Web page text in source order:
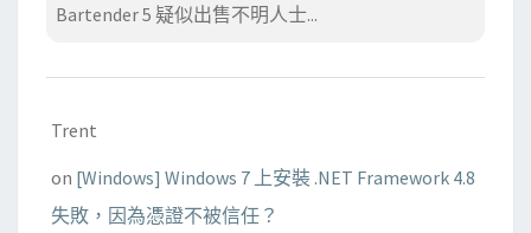
Bartender 5 疑似出售不明人士...
Trent
on [Windows] Windows 7 上安裝 .NET Framework 4.8
失敗，因為憑證不被信任？